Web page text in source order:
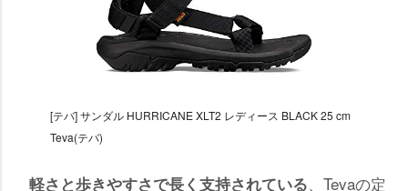
[テバ] サンダル HURRICANE XLT2 レディース BLACK 25 cm
Teva(テバ)
軽さと歩きやすさで長く支持されている、Tevaの定